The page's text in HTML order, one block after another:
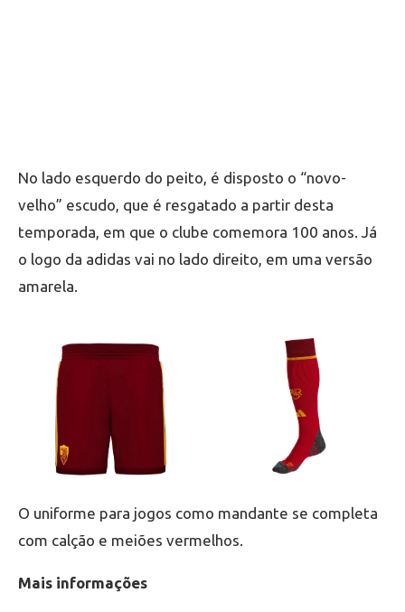
No lado esquerdo do peito, é disposto o “novo-
velho” escudo, que é resgatado a partir desta
temporada, em que o clube comemora 100 anos. Já
o logo da adidas vai no lado direito, em uma versão
amarela.
O uniforme para jogos como mandante se completa
com calção e meiões vermelhos.
Mais informações